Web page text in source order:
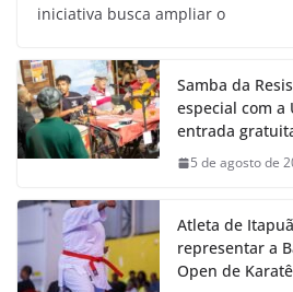
iniciativa busca ampliar o
Samba da
especial com a
entrada
5 de agosto de
Atleta de
representar a
Open de Karatê